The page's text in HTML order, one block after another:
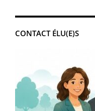
CONTACT ÉLU(E)S